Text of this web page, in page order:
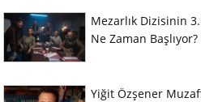
Mezarlık Dizisinin
Ne Zaman Başlıyor?
Yiğit Özşener